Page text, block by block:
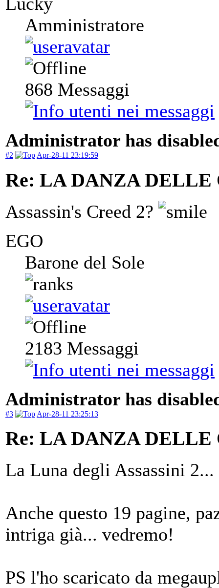
Amministratore
868 Messaggi
Administrator has
#2 Apr-28-11 23:19:59
Re: LA DANZA DELLE
Assassin's Creed 2?
EGO
Barone del Sole
2183 Messaggi
Administrator has
#3 Apr-28-11 23:25:13
Re: LA DANZA DELLE
La Luna degli Assassini 2...
Anche questo 19 pagine,
intriga già... vedremo!
PS l'ho scaricato da